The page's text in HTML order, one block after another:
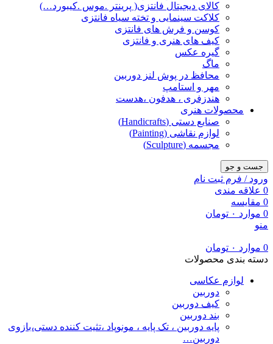
کالای دیجیتال فانتزی( پرینتر .موس .کیبورد…)
کلاکت سینمایی و تخته سیاه فانتزی
کوسن و فرش های فانتزی
کیف های هنری و فانتزی
گیره عکس
ماگ
محافظ در پوش لنز دوربین
مهر و استامپ
هندزفری ، هدفون ،هدست
محصولات هنری
صنایع دستی (Handicrafts)
لوازم نقاشی (Painting)
مجسمه (Sculpture)
جست و جو
ورود / فرم ثبت نام
0 علاقه مندی
0 مقایسه
0 موارد ۰ تومان
منو
0 موارد ۰ تومان
دسته بندی محصولات
لوازم عکاسی
دوربین
کیف دوربین
بند دوربین
پایه دوربین ، تک پایه ، مونوپاد ،تثیت کننده دستی،بازوی
دوربین…